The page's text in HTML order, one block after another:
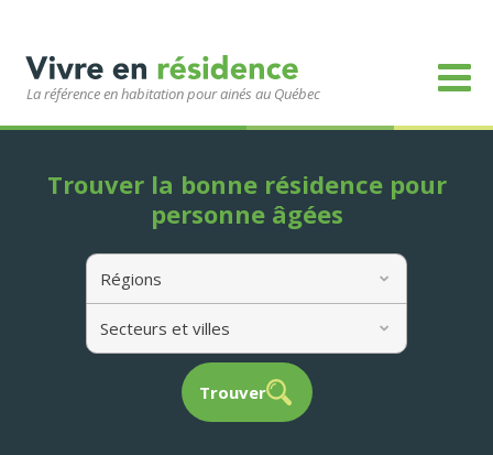
La référence en habitation pour ainés au Québec
Régions
Secteurs et villes
Trouver
Trouver la bonne résidence pour
personne âgées